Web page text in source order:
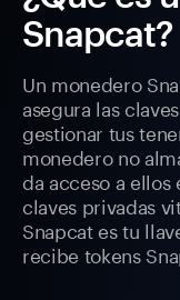
Snapcat?
Un monedero
asegura las
gestionar tus
monedero no
da acceso a
claves privadas
Snapcat es tu
recibe tokens